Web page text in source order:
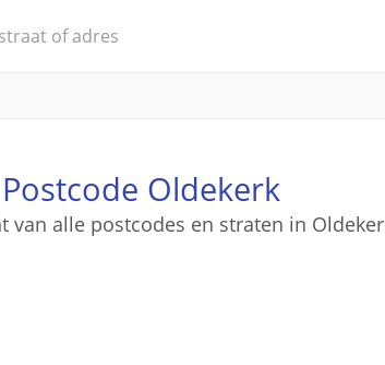
Postcode Oldekerk
van alle postcodes en straten in